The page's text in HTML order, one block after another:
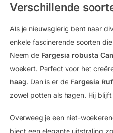
Verschillende
Als je nieuwsgierig bent naar
enkele fascinerende soorten
Neem de Fargesia robusta
woekert. Perfect voor het
haag. Dan is er de Fargesia
zowel potten als hagen. Hij
Overweeg je een niet-
biedt een elegante uitstraling